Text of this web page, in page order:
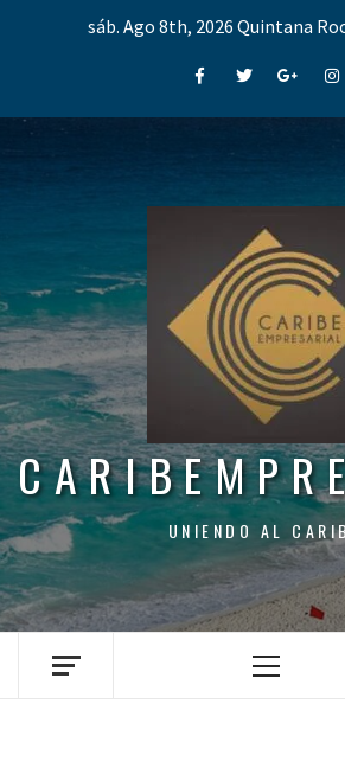
sáb. Ago 8th, 2026 Quintana
FacebookTwitterGoogle+
UNIENDO AL
Menu